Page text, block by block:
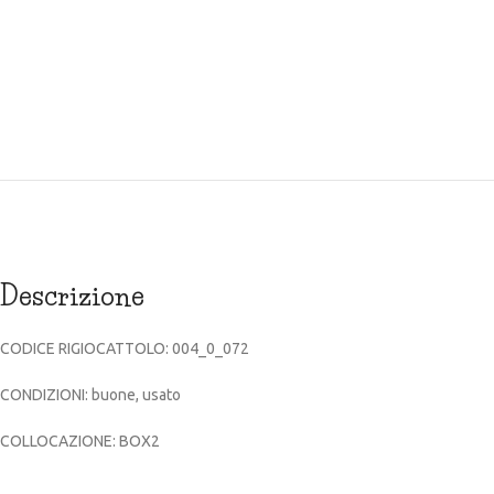
Descrizione
CODICE RIGIOCATTOLO: 004_0_072
CONDIZIONI: buone, usato
COLLOCAZIONE: BOX2